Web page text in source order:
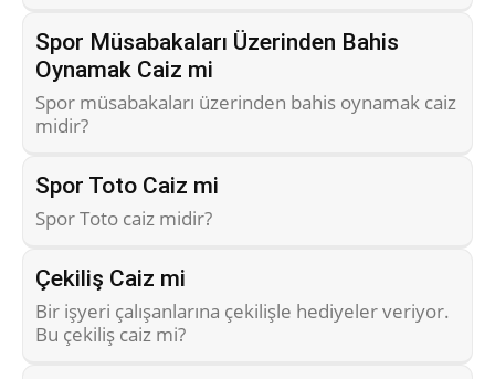
Spor Müsabakaları Üzerinden Bahis
Oynamak Caiz mi
Spor müsabakaları üzerinden bahis oynamak caiz
midir?
Spor Toto Caiz mi
Spor Toto caiz midir?
Çekiliş Caiz mi
Bir işyeri çalışanlarına çekilişle hediyeler veriyor.
Bu çekiliş caiz mi?